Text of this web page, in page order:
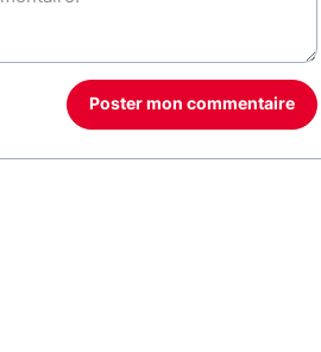
Poster mon commentaire